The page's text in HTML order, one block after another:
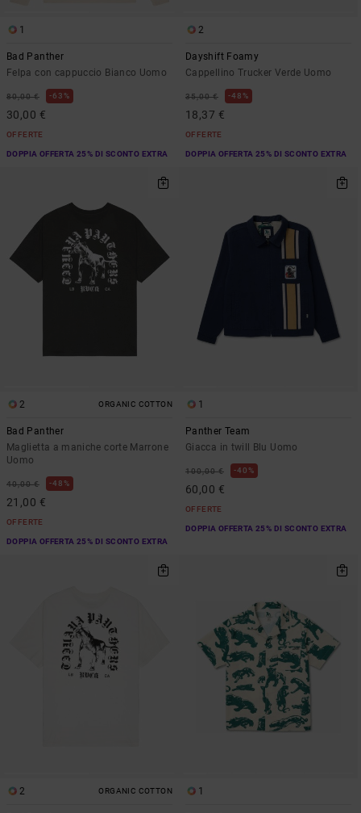
1
Bad Panther
Felpa con cappuccio Bianco Uomo
80,00 € 63%
30,00 €
OFFERTE
DOPPIA OFFERTA 25% DI SCONTO EXTRA
2
Dayshift Foamy
Cappellino Trucker Verde Uomo
35,00 € 48%
18,37 €
OFFERTE
DOPPIA OFFERTA 25% DI SCONTO EXTRA
2 ORGANIC COTTON
Bad Panther
Maglietta a maniche corte Marrone
Uomo
40,00 € 48%
21,00 €
OFFERTE
DOPPIA OFFERTA 25% DI SCONTO EXTRA
1
Panther Team
Giacca in twill Blu Uomo
100,00 € 40%
60,00 €
OFFERTE
DOPPIA OFFERTA 25% DI SCONTO EXTRA
2 ORGANIC COTTON 1